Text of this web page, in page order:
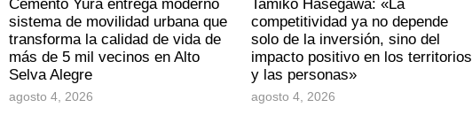
Cemento Yura entrega moderno
sistema de movilidad urbana que
transforma la calidad de vida de
más de 5 mil vecinos en Alto
Selva Alegre
agosto 4, 2026
Tamiko Hasegawa: «La
competitividad ya no depende
solo de la inversión, sino del
impacto positivo en los territorios
y las personas»
agosto 4, 2026